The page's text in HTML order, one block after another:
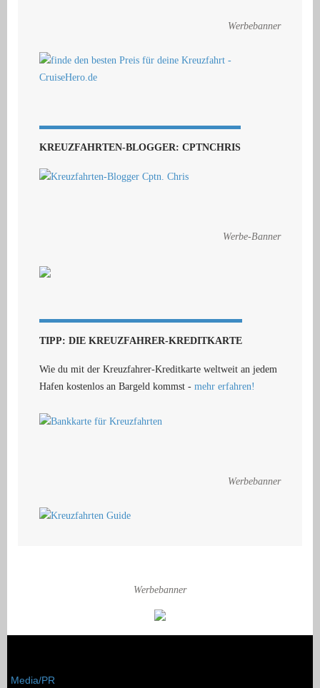
Werbebanner
KREUZFAHRTEN-BLOGGER: CPTNCHRIS
Werbe-Banner
TIPP: DIE KREUZFAHRER-KREDITKARTE
Wie du mit der Kreuzfahrer-Kreditkarte weltweit an jedem
Hafen kostenlos an Bargeld kommst - mehr erfahren!
Werbebanner
Werbebanner
Media/PR